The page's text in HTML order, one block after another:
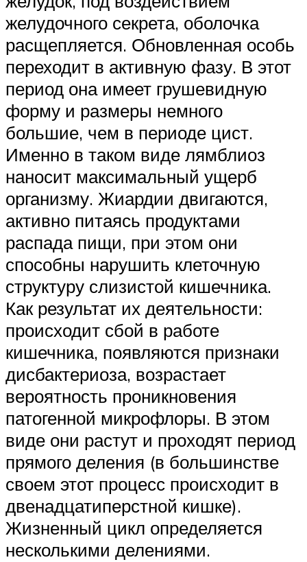
желудочного секрета, оболочка
расщепляется. Обновленная особь
переходит в активную фазу. В этот
период она имеет грушевидную
форму и размеры немного
большие, чем в периоде цист.
Именно в таком виде лямблиоз
наносит максимальный ущерб
организму. Жиардии двигаются,
активно питаясь продуктами
распада пищи, при этом они
способны нарушить клеточную
структуру слизистой кишечника.
Как результат их деятельности:
происходит сбой в работе
кишечника, появляются признаки
дисбактериоза, возрастает
вероятность проникновения
патогенной микрофлоры. В этом
виде они растут и проходят период
прямого деления (в большинстве
своем этот процесс происходит в
двенадцатиперстной кишке).
Жизненный цикл определяется
несколькими делениями.